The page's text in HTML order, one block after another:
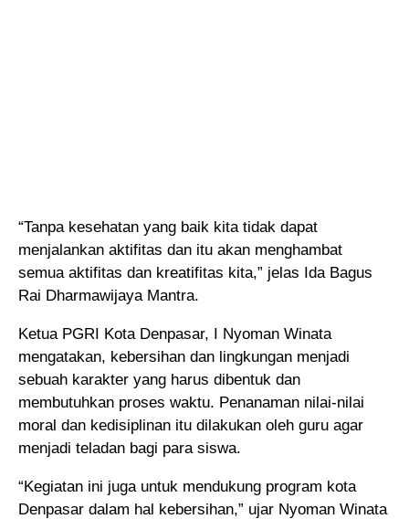
“Tanpa kesehatan yang baik kita tidak dapat
menjalankan aktifitas dan itu akan menghambat
semua aktifitas dan kreatifitas kita,” jelas Ida Bagus
Rai Dharmawijaya Mantra.
Ketua PGRI Kota Denpasar, I Nyoman Winata
mengatakan, kebersihan dan lingkungan menjadi
sebuah karakter yang harus dibentuk dan
membutuhkan proses waktu. Penanaman nilai-nilai
moral dan kedisiplinan itu dilakukan oleh guru agar
menjadi teladan bagi para siswa.
“Kegiatan ini juga untuk mendukung program kota
Denpasar dalam hal kebersihan,” ujar Nyoman Winata